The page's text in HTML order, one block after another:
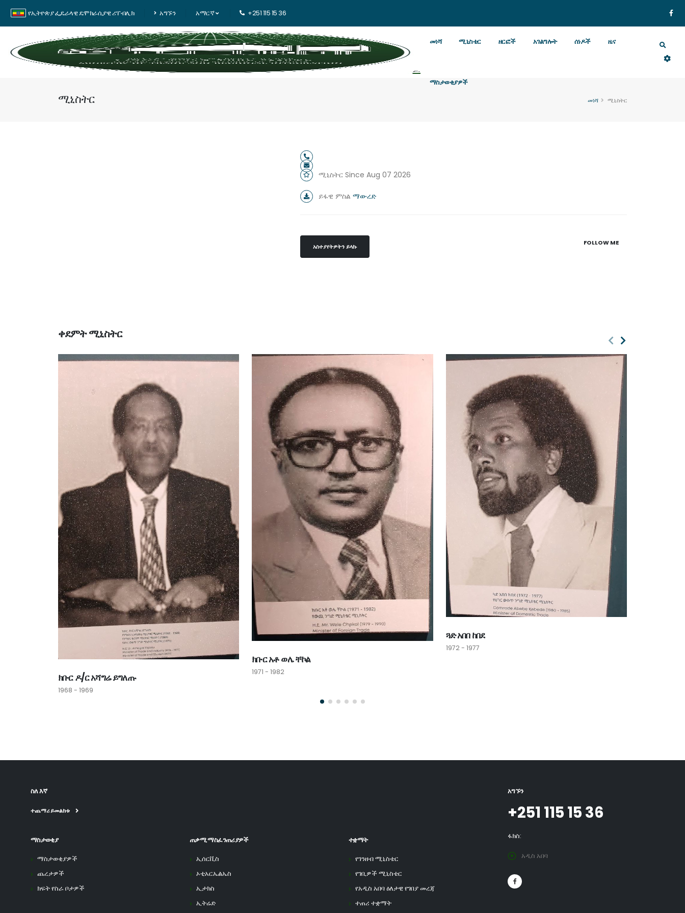
የኢትዮጵያ ፌዴራላዊ ዴሞክራሲያዊ ሪፐብሊክ አግኙን አማርኛ +251 115 15 36
መነሻ ሚኒስቴር ዘርፎች አገልግሎት ሰነዶች ዜና
ማስታወቂያዎች
ሚኒስትር መነሻ ሚኒስትር
ሚኒስትር Since Aug 07 2026
ይፋዊ ምስል ማውረድ
አስተያየትዎትን ይላኩ FOLLOW ME
ቀደምት ሚኒስትር
ክቡር ዶ/ር አሻግሬ ይግለጡ
1968 - 1969
ክቡር አቶ ወሌ ቸኮል
1971 - 1982
ጓድ አበበ ከበደ
1972 - 1977
ስለ እኛ
ተጨማሪ ይመልከቱ
ማስታወቂያ
ማስታወቂያዎች
ጨረታዎች
ክፍት የስራ ቦታዎች
ጠቃሚ ማስፈንጠሪያዎች
ኢሰርቪስ
ኦቲአርኤልኤስ
ኢታክስ
ኢትሬድ
ተቋማት
የገንዘብ ሚኒስቴር
የገቢዎች ሚኒስቴር
የአዲስ አበባ ዕለታዊ የገበያ መረጃ
ተጠሪ ተቋማት
አግኙን
+251 115 15 36
ፋክስ:
አዲስ አበባ